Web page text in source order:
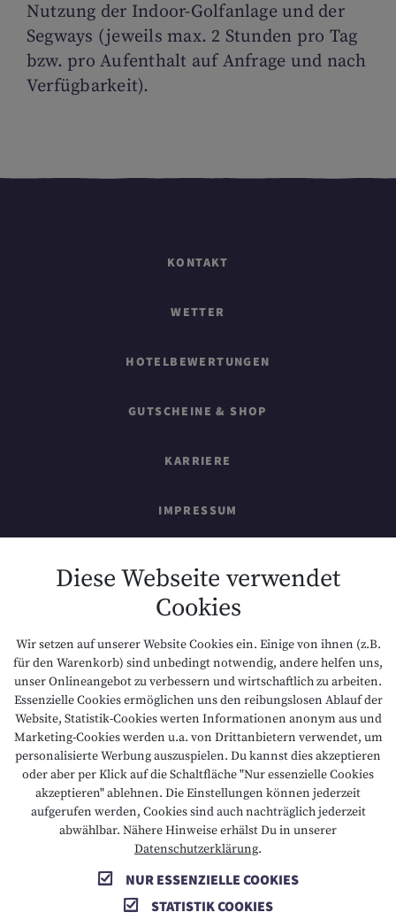
Nutzung der Indoor-Golfanlage und der
Segways (jeweils max. 2 Stunden pro Tag
bzw. pro Aufenthalt auf Anfrage und nach
Verfügbarkeit).
KONTAKT
WETTER
HOTELBEWERTUNGEN
GUTSCHEINE & SHOP
KARRIERE
IMPRESSUM
DATENSCHUTZ
NACHHALTIGKEIT
BARRIEREFREIHEIT
T +43 5673 2424 E info@hotelalpenrose.at
A Danielstrasse 3, 6631 Lermoos, AT
Diese Webseite verwendet
Cookies
Wir setzen auf unserer Website Cookies ein. Einige von ihnen (z.B.
für den Warenkorb) sind unbedingt notwendig, andere helfen uns,
unser Onlineangebot zu verbessern und wirtschaftlich zu arbeiten.
Essenzielle Cookies ermöglichen uns den reibungslosen Ablauf der
Website, Statistik-Cookies werten Informationen anonym aus und
Marketing-Cookies werden u.a. von Drittanbietern verwendet, um
personalisierte Werbung auszuspielen. Du kannst dies akzeptieren
oder aber per Klick auf die Schaltfläche "Nur essenzielle Cookies
akzeptieren" ablehnen. Die Einstellungen können jederzeit
aufgerufen werden, Cookies sind auch nachträglich jederzeit
abwählbar. Nähere Hinweise erhälst Du in unserer
Datenschutzerklärung.
NUR ESSENZIELLE COOKIES
STATISTIK COOKIES